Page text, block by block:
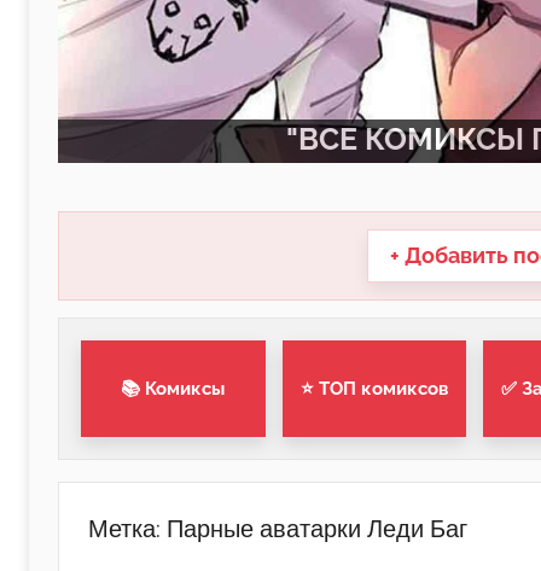
"ВСЕ КОМИКСЫ
+ Добавить
📚 Комиксы ⭐ ТОП комиксов ✅
Метка: Парные аватарки Леди Баг